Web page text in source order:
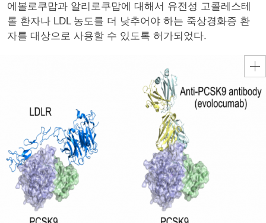
에볼로쿠맙과 알리로쿠맙에 대해서 유전성 고콜레스테
롤 환자나 LDL 농도를 더 낮추어야 하는 죽상경화증 환
자를 대상으로 사용할 수 있도록 허가되었다.